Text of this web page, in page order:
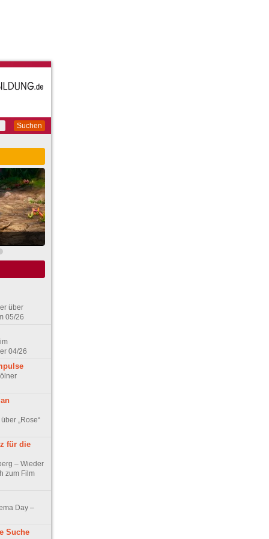
Suchen
über
05/26
04/26
„Rose“
für die
– Wieder
zum Film
Day –
Suche